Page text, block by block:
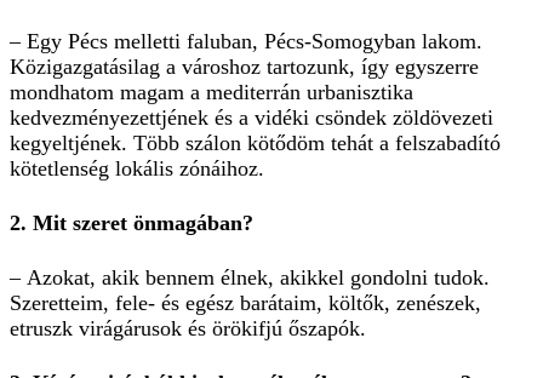
– Egy Pécs melletti faluban, Pécs-Somogyban lakom.
Közigazgatásilag a városhoz tartozunk, így egyszerre
mondhatom magam a mediterrán urbanisztika
kedvezményezettjének és a vidéki csöndek zöldövezeti
kegyeltjének. Több szálon kötődöm tehát a felszabadító
kötetlenség lokális zónáihoz.
2. Mit szeret önmagában?
– Azokat, akik bennem élnek, akikkel gondolni tudok.
Szeretteim, fele- és egész barátaim, költők, zenészek,
etruszk virágárusok és örökifjú őszapók.